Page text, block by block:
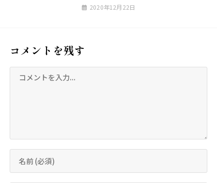
2020年12月22日
コメントを残す